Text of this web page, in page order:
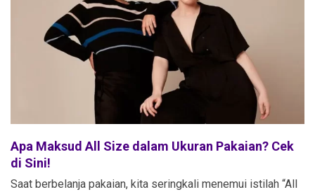
Apa Maksud All Size dalam Ukuran Pakaian? Cek
di Sini!
Saat berbelanja pakaian, kita seringkali menemui istilah “All